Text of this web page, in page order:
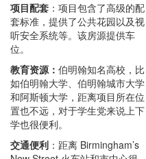
项目配套 ：项目包含了高级的配
套标准，提供了公共花园以及视
听安全系统等。该房源提供车
位。
教育资源： 伯明翰知名高校，比
如伯明翰大学、伯明翰城市大学
和阿斯顿大学，距离项目所在位
置也不远，对于学生党来说上下
学也很便利。
交通便利 ：距离 Birmingham’s